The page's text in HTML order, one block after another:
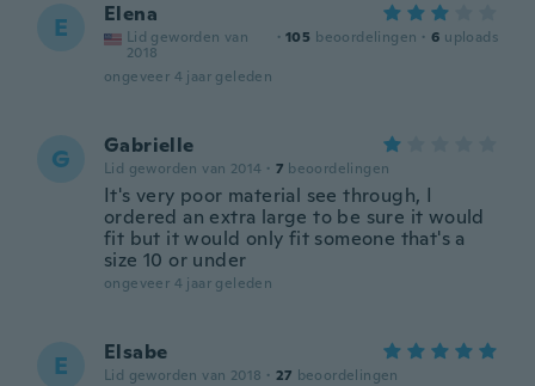
E Elena
Lid geworden van
2018
· 105 beoordelingen · 6 uploads
ongeveer 4 jaar geleden
G Gabrielle
Lid geworden van 2014 · 7 beoordelingen
It's very poor material see through, I
ordered an extra large to be sure it would
fit but it would only fit someone that's a
size 10 or under
ongeveer 4 jaar geleden
E Elsabe
Lid geworden van 2018 · 27 beoordelingen